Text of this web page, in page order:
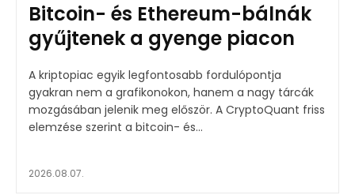
Bitcoin- és Ethereum-bálnák
gyűjtenek a gyenge piacon
A kriptopiac egyik legfontosabb fordulópontja
gyakran nem a grafikonokon, hanem a nagy tárcák
mozgásában jelenik meg először. A CryptoQuant friss
elemzése szerint a bitcoin- és...
2026.08.07.